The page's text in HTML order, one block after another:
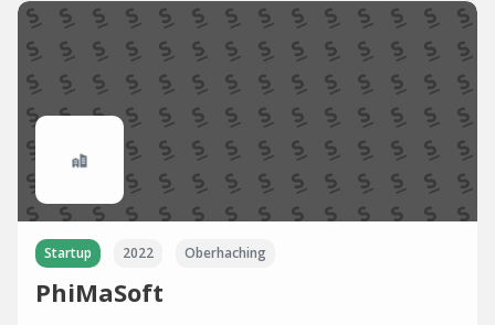
Startup 2022 Oberhaching
PhiMaSoft